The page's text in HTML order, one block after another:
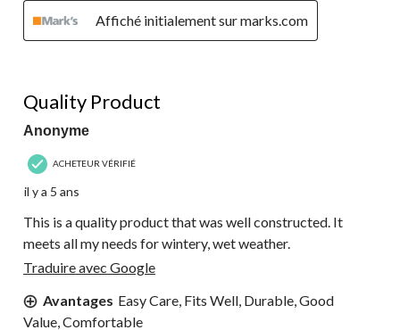
Affiché initialement sur marks.com
Quality Product
Anonyme
ACHETEUR VÉRIFIÉ
il y a 5 ans
This is a quality product that was well constructed. It
meets all my needs for wintery, wet weather.
Traduire avec Google
Avantages Easy Care, Fits Well, Durable, Good
Value, Comfortable